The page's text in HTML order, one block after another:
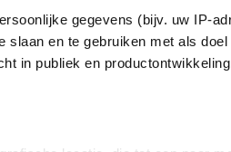
gegevens (bijv. uw IP-
slaan en te gebruiken met als
in publiek en